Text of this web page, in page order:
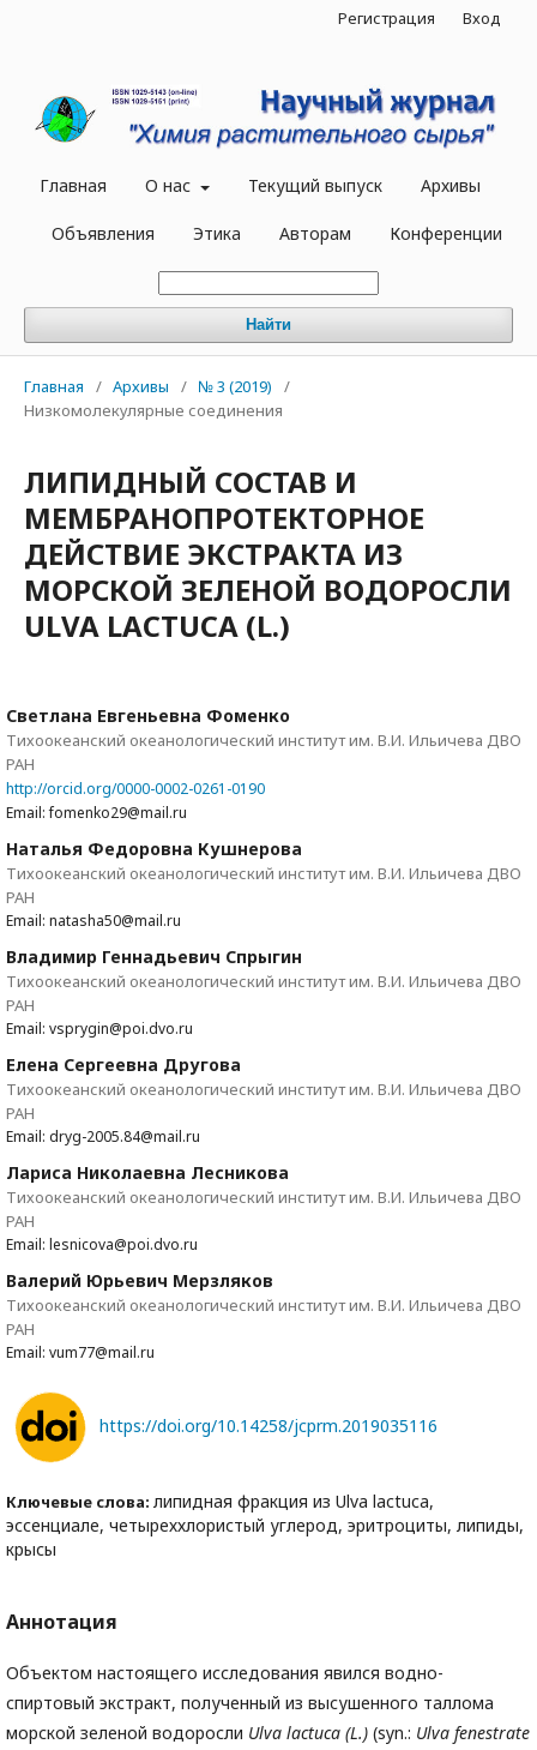
Главная О нас Текущий выпуск Архивы
Объявления Этика Авторам Конференции
Найти
Регистрация Вход
Главная / Архивы / № 3 (2019)
/
Низкомолекулярные соединения
ЛИПИДНЫЙ СОСТАВ И
МЕМБРАНОПРОТЕКТОРНОЕ
ДЕЙСТВИЕ ЭКСТРАКТА ИЗ
МОРСКОЙ ЗЕЛЕНОЙ ВОДОРОСЛИ
ULVA LACTUCA (L.)
Светлана Евгеньевна Фоменко
Тихоокеанский океанологический институт им. В.И. Ильичева ДВО
РАН
http://orcid.org/0000-0002-0261-0190
Email: fomenko29@mail.ru
Наталья Федоровна Кушнерова
Тихоокеанский океанологический институт им. В.И. Ильичева ДВО
РАН
Email: natasha50@mail.ru
Владимир Геннадьевич Спрыгин
Тихоокеанский океанологический институт им. В.И. Ильичева ДВО
РАН
Email: vsprygin@poi.dvo.ru
Елена Сергеевна Другова
Тихоокеанский океанологический институт им. В.И. Ильичева ДВО
РАН
Email: dryg-2005.84@mail.ru
Лариса Николаевна Лесникова
Тихоокеанский океанологический институт им. В.И. Ильичева ДВО
РАН
Email: lesnicova@poi.dvo.ru
Валерий Юрьевич Мерзляков
Тихоокеанский океанологический институт им. В.И. Ильичева ДВО
РАН
Email: vum77@mail.ru
https://doi.org/10.14258/jcprm.2019035116
Ключевые слова: липидная фракция из Ulva lactuca,
эссенциале, четыреххлористый углерод, эритроциты, липиды,
крысы
Аннотация
Объектом настоящего исследования явился водно-
спиртовый экстракт, полученный из высушенного таллома
морской зеленой водоросли Ulva lactuca (L.) (syn.: Ulva fenestrate